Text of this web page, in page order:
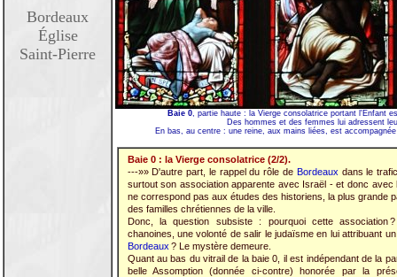
Bordeaux
Église
Saint-Pierre
Baie 0, partie haute : la Vierge consolatrice portant l'Enfant
Des hommes et des femmes lui adressent
En bas, au centre : une reine, aux mains liées, est
Baie 0 : la Vierge consolatrice (2/2).
---»» D'autre part, le rappel du rôle de Bordeaux dans le
surtout son association apparente avec Israël - et donc avec
ne correspond pas aux études des historiens, la plus grande
des familles chrétiennes de la ville.
Donc, la question subsiste : pourquoi cette association
chanoines, une volonté de salir le judaïsme en lui attribuant
Bordeaux ? Le mystère demeure.
Quant au bas du vitrail de la baie 0, il est indépendant de la
belle Assomption (donnée ci-contre) honorée par la